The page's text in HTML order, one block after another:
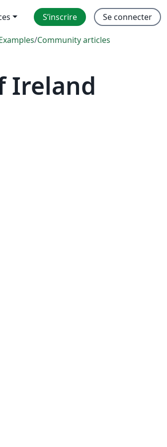
S’inscrire Se connecter
/Community articles
Ireland